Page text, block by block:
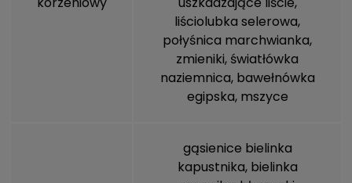
liściolubka selerowa,
połyśnica marchwianka,
zmieniki, światłówka
naziemnica, bawełnówka
egipska, mszyce
gąsienice bielinka
kapustnika, bielinka